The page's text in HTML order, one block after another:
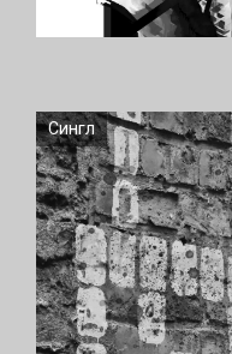
Сингл